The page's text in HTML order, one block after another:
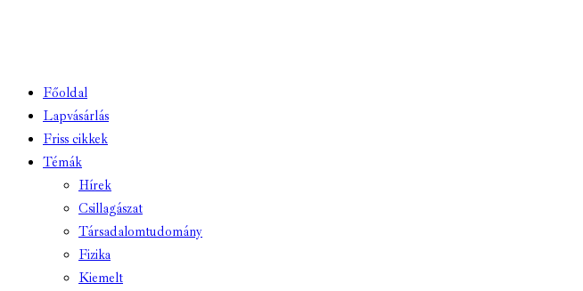
Főoldal
Lapvásárlás
Friss cikkek
Témák
Hírek
Csillagászat
Társadalomtudomány
Fizika
Kiemelt